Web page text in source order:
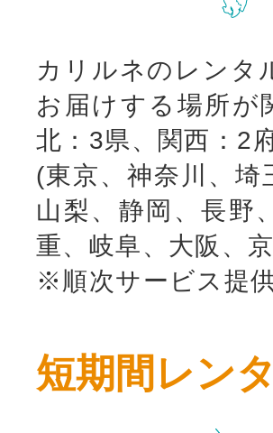
カリルネのレンタ
お届けする場所が
北：3県、関西：2
(東京、神奈川、埼
山梨、静岡、長野
重、岐阜、大阪、
※順次サービス提
短期間レン